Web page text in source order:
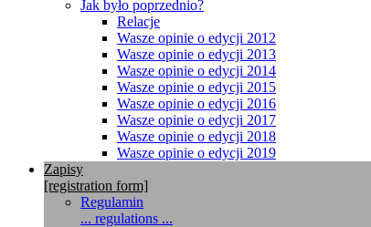
Jak było poprzednio?
Relacje
Wasze opinie o edycji 2012
Wasze opinie o edycji 2013
Wasze opinie o edycji 2014
Wasze opinie o edycji 2015
Wasze opinie o edycji 2016
Wasze opinie o edycji 2017
Wasze opinie o edycji 2018
Wasze opinie o edycji 2019
Zapisy
[registration form]
Regulamin
... regulations ...